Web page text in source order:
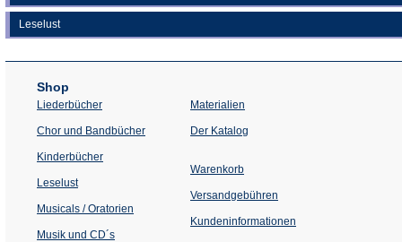
Leselust
Shop
Liederbücher
Chor und Bandbücher
Kinderbücher
Leselust
Musicals / Oratorien
Musik und CD´s
Materialien
Der Katalog
Warenkorb
Versandgebühren
Kundeninformationen